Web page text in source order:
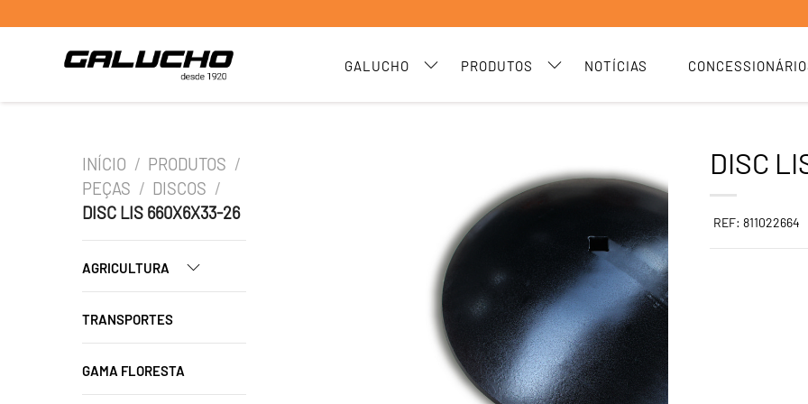
GALUCHO PRODUTOS NOTÍCIAS
INÍCIO / PRODUTOS /
PEÇAS / DISCOS /
DISC LIS 660X6X33-26
AGRICULTURA
TRANSPORTES
GAMA FLORESTA
DISC
REF: 811022664